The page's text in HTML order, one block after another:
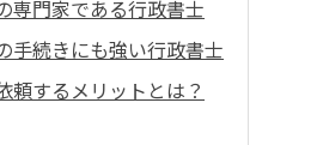
専門家である行政書士
手続きにも強い行政書士
頼するメリットとは？